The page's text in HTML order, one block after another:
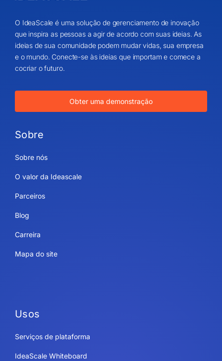
O IdeaScale é uma solução de gerenciamento de inovação
que inspira as pessoas a agir de acordo com suas ideias. As
ideias de sua comunidade podem mudar vidas, sua empresa
e o mundo. Conecte-se às ideias que importam e comece a
cocriar o futuro.
Obter uma demonstração
Sobre
Sobre nós
O valor da Ideascale
Parceiros
Blog
Carreira
Mapa do site
Usos
Serviços de plataforma
IdeaScale Whiteboard